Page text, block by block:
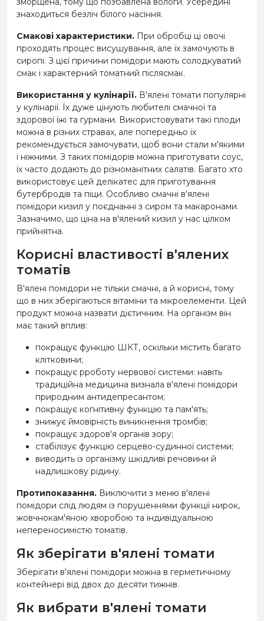
знаходиться безліч білого насіння.
Смакові характеристики. При обробці ці овочі
проходять процес висушування, але їх замочують в
сиропі. З цієї причини помідори мають солодкуватий
смак і характерний томатний післясмак.
Використання у кулінарії. В'ялені томати популярні
у кулінарії. Їх дуже цінують любителі смачної та
здорової їжі та гурмани. Використовувати такі плоди
можна в різних стравах, але попередньо їх
рекомендується замочувати, щоб вони стали м'якими
і ніжними. З таких помідорів можна приготувати соус,
їх часто додають до різноманітних салатів. Багато хто
використовує цей делікатес для приготування
бутербродів та піци. Особливо смачні в'ялені
помідори кизил у поєднанні з сиром та макаронами.
Зазначимо, що ціна на в'ялений кизил у нас цілком
прийнятна.
Корисні властивості в'ялених
томатів
В'ялені помідори не тільки смачні, а й корисні, тому
що в них зберігаються вітаміни та мікроелементи. Цей
продукт можна назвати дієтичним. На організм він
має такий вплив:
покращує функцію ШКТ, оскільки містить багато
клітковини;
покращує рроботу нервової системи: навіть
традиційна медицина визнала в'ялені помідори
природним антидепресантом;
покращує когнітивну функцію та пам'ять;
знижує ймовірність виникнення тромбів;
покращує здоров'я органів зору;
стабілізує функцію серцево-судинної системи;
виводить із організму шкідливі речовини й
надлишкову рідину.
Протипоказання. Виключити з меню в'ялені
помідори слід людям із порушеннями функції нирок,
жовчнокам'яною хворобою та індивідуальною
непереносимістю томатів.
Як зберігати в'ялені томати
Зберігати в'ялені помідори можна в герметичному
контейнері від двох до десяти тижнів.
Як вибрати в'ялені томати